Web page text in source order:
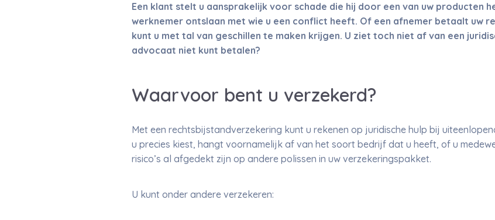
Een klant stelt u aansprakelijk voor schade die hij door een van uw producten
werknemer ontslaan met wie u een conflict heeft. Of een afnemer betaalt uw
kunt u met tal van geschillen te maken krijgen. U ziet toch niet af van een
advocaat niet kunt betalen?
Waarvoor bent u verzekerd?
Met een rechtsbijstandverzekering kunt u rekenen op juridische hulp bij
u precies kiest, hangt voornamelijk af van het soort bedrijf dat u heeft, of u
risico’s al afgedekt zijn op andere polissen in uw verzekeringspakket.
U kunt onder andere verzekeren: